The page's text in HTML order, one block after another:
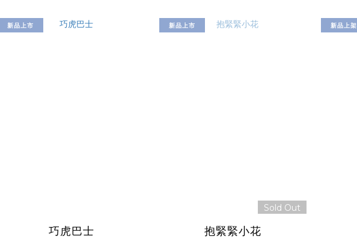
新品上市
巧虎巴士
新品上市
Sold Out
抱緊緊小花
新品上架